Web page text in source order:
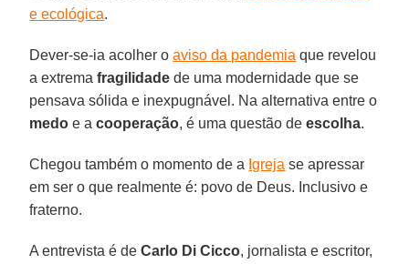
e ecológica.
Dever-se-ia acolher oaviso da pandemia que revelou
a extremafragilidade de uma modernidade que se
pensava sólida e inexpugnável. Na alternativa entre o
medo e acooperação, é uma questão deescolha.
Chegou também o momento de a Igreja se apressar
em ser o que realmente é: povo de Deus. Inclusivo e
fraterno.
A entrevista é deCarlo Di Cicco, jornalista e escritor,